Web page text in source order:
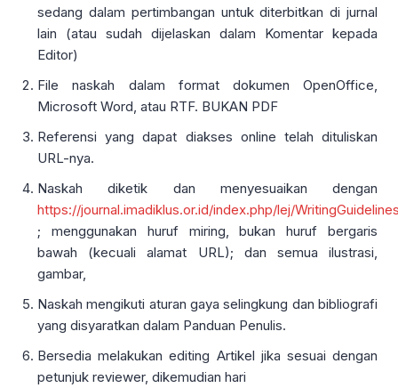
sedang dalam pertimbangan untuk diterbitkan di jurnal
lain (atau sudah dijelaskan dalam Komentar kepada
Editor)
File naskah dalam format dokumen OpenOffice,
Microsoft Word, atau RTF. BUKAN PDF
Referensi yang dapat diakses online telah dituliskan
URL-nya.
Naskah diketik dan menyesuaikan dengan
https://journal.imadiklus.or.id/index.php/lej/
; menggunakan huruf miring, bukan huruf bergaris
bawah (kecuali alamat URL); dan semua ilustrasi,
gambar,
Naskah mengikuti aturan gaya selingkung dan bibliografi
yang disyaratkan dalam Panduan Penulis.
Bersedia melakukan editing Artikel jika sesuai dengan
petunjuk reviewer, dikemudian hari